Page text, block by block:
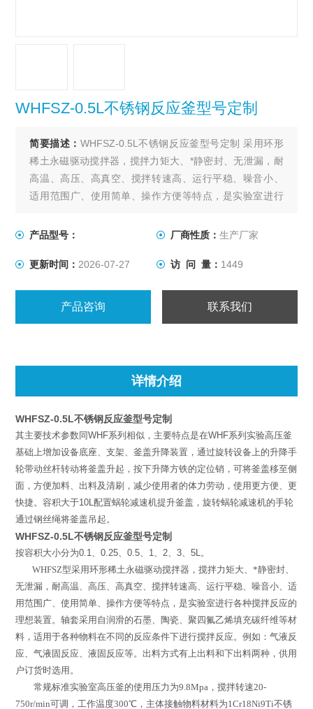
WHFSZ-0.5L不锈钢反应釜型号定制
简要描述： WHFSZ-0.5L不锈钢反应釜型号定制 采用环形
稀土永磁驱动搅拌器，搅拌力矩大、*静密封、无泄漏，耐
高温、高压、高真空、搅拌转速高、运行平稳、噪音小、
适用范围广、使用简单、操作方便等特点，是实验室进行
产品型号：
厂商性质： 生产厂家
更新时间： 2026-07-27 访 问 量： 1449
产品咨询 联系我们
详情介绍
WHFSZ-0.5L不锈钢反应釜型号定制
其主要技术参数同WHF系列相似，主要特点是在WHF系列实验高压釜
基础上增加设备底座、支架、釜盖升降装置，通过旋转设备上的升降手
轮带动丝杆转动将釜盖升起，按下升降方铁的定位销，可将釜盖移至侧
面，方便加料、出料及清刷，减少使用者的体力劳动，使用更方便、更
快捷。容积大于10L配置蜗轮减速机提升釜盖，旋转蜗轮减速机的手轮
通过钢丝绳将釜盖吊起。
WHFSZ-0.5L不锈钢反应釜型号定制
按容积大小分为0.1、0.25、0.5、 1、2、3、5L。
WHFSZ型采用环形稀土永磁驱动搅拌器，搅拌力矩大、*静密封、
无泄漏，耐高温、高压、高真空、搅拌转速高、运行平稳、噪音小、适
用范围广、使用简单、操作方便等特点，是实验室进行各种搅拌反应的
理想装置。轴套采用自润滑的石墨、陶瓷、聚四氟乙烯填充碳纤维等材
料，适用于各种物料在不同的反应条件下进行搅拌反应。例如：气液反
应、气液固反应、液固反应等。出料方式有上出料和下出料两种，供用
户订货时选用。
常规标准实验室高压釜的使用压力为9.8Mpa ，搅拌转速20-
750r/min 可调，工作温度300℃ ，主体接触物料材料为1Cr18Ni9Ti不锈